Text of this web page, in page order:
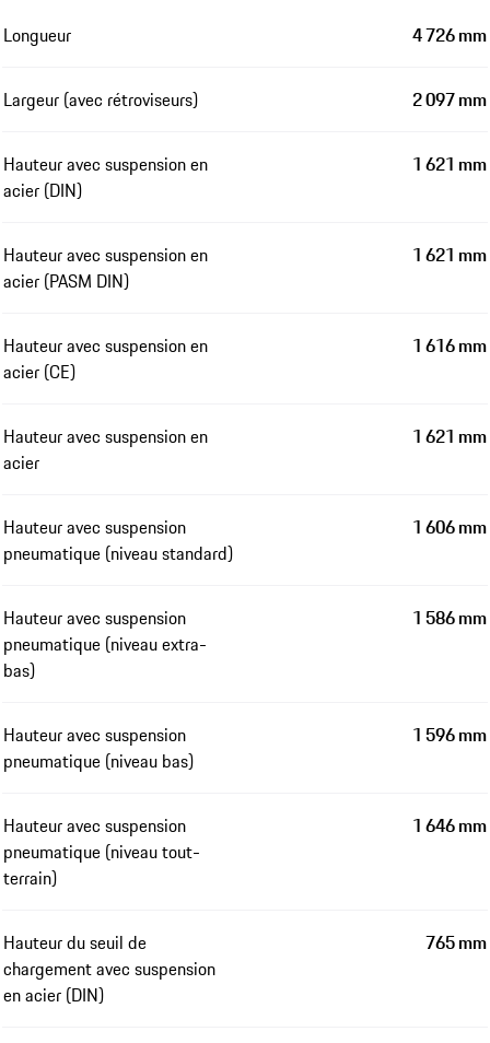
Longueur 4 726 mm
Largeur (avec rétroviseurs) 2 097 mm
Hauteur avec suspension en
acier (DIN)
1 621 mm
Hauteur avec suspension en
acier (PASM DIN)
1 621 mm
Hauteur avec suspension en
acier (CE)
1 616 mm
Hauteur avec suspension en
acier
1 621 mm
Hauteur avec suspension
pneumatique (niveau standard)
1 606 mm
Hauteur avec suspension
pneumatique (niveau extra-
bas)
1 586 mm
Hauteur avec suspension
pneumatique (niveau bas)
1 596 mm
Hauteur avec suspension
pneumatique (niveau tout-
terrain)
1 646 mm
Hauteur du seuil de
chargement avec suspension
en acier (DIN)
765 mm